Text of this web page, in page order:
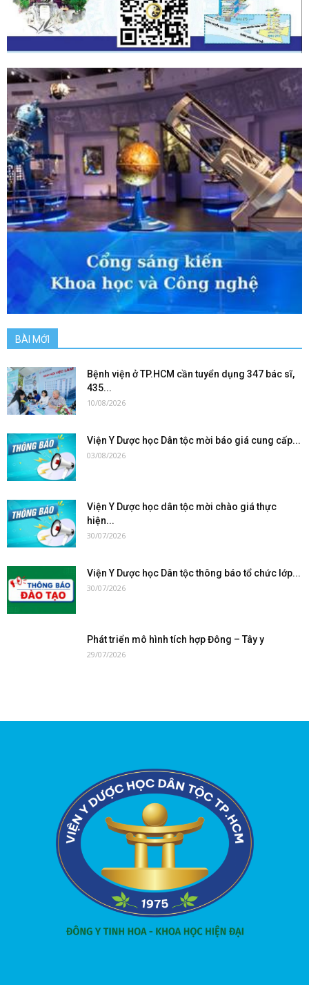
BÀI MỚI
Bệnh viện ở TP.HCM cần tuyển dụng 347 bác sĩ,
435...
10/08/2026
Viện Y Dược học Dân tộc mời báo giá cung cấp...
03/08/2026
Viện Y Dược học dân tộc mời chào giá thực
hiện...
30/07/2026
Viện Y Dược học Dân tộc thông báo tổ chức lớp...
30/07/2026
Phát triển mô hình tích hợp Đông – Tây y
29/07/2026